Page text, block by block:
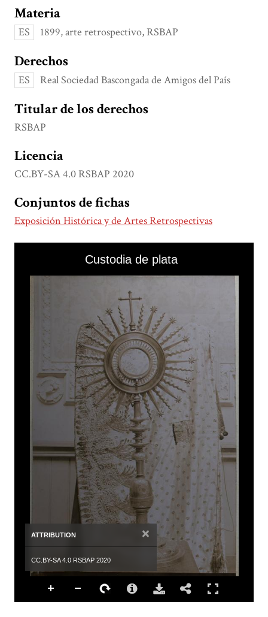
Materia
ES 1899, arte retrospectivo, RSBAP
Derechos
ES Real Sociedad Bascongada de Amigos del País
Titular de los derechos
RSBAP
Licencia
CC.BY-SA 4.0 RSBAP 2020
Conjuntos de fichas
Exposición Histórica y de Artes Retrospectivas
Media ViewerCustodia de plata
ATTRIBUTION ×
CC.BY-SA 4.0 RSBAP 2020